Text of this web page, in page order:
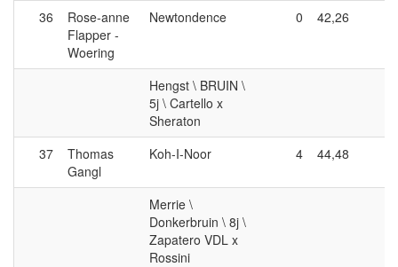
36
Rose-anne
Flapper -
Woering
Newtondence 0 42,26
Hengst \ BRUIN \
5j \ Cartello x
Sheraton
37
Thomas
Gangl
Koh-I-Noor 4 44,48
Merrie \
Donkerbruin \ 8j \
Zapatero VDL x
Rossini